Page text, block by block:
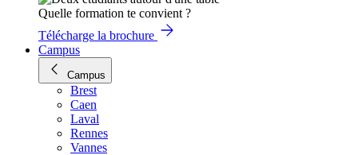
Quelle formation te convient ?
Télécharge la brochure
Campus
Campus
Brest
Caen
Laval
Rennes
Vannes